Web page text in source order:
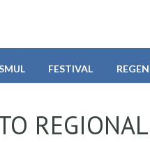
FESTIVAL
REGIONAL